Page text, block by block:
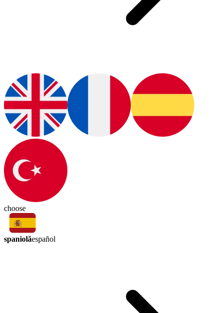
choose
spaniolăespañol